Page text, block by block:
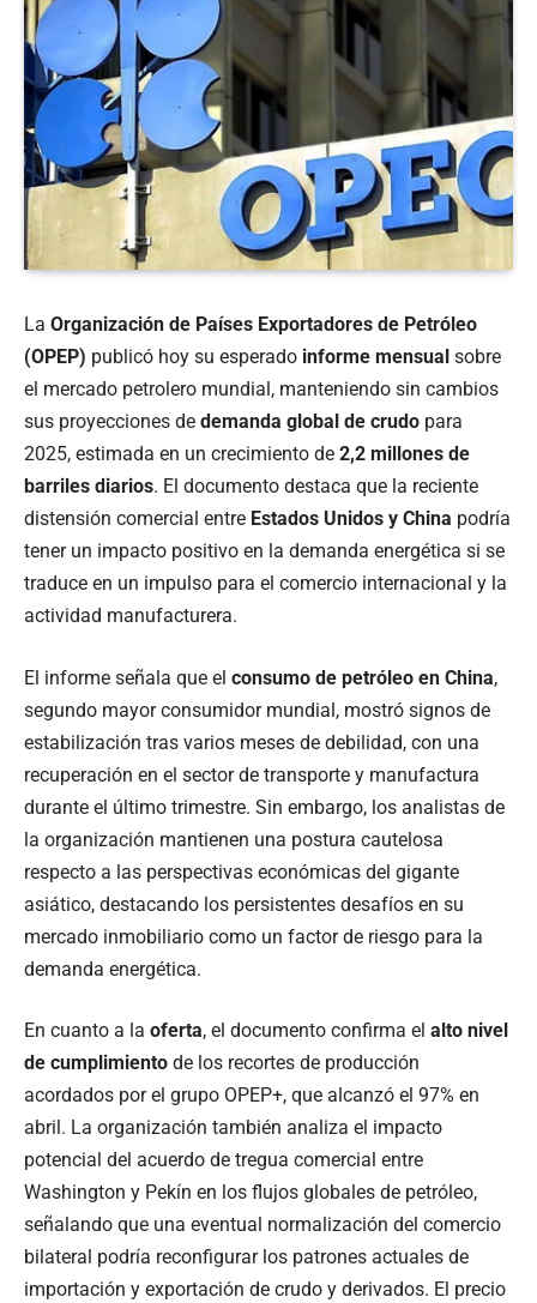
La Organización de Países Exportadores de Petróleo
(OPEP) publicó hoy su esperado informe mensual sobre
el mercado petrolero mundial, manteniendo sin cambios
sus proyecciones de demanda global de crudo para
2025, estimada en un crecimiento de 2,2 millones de
barriles diarios. El documento destaca que la reciente
distensión comercial entre Estados Unidos y China podría
tener un impacto positivo en la demanda energética si se
traduce en un impulso para el comercio internacional y la
actividad manufacturera.
El informe señala que el consumo de petróleo en China,
segundo mayor consumidor mundial, mostró signos de
estabilización tras varios meses de debilidad, con una
recuperación en el sector de transporte y manufactura
durante el último trimestre. Sin embargo, los analistas de
la organización mantienen una postura cautelosa
respecto a las perspectivas económicas del gigante
asiático, destacando los persistentes desafíos en su
mercado inmobiliario como un factor de riesgo para la
demanda energética.
En cuanto a la oferta, el documento confirma el alto nivel
de cumplimiento de los recortes de producción
acordados por el grupo OPEP+, que alcanzó el 97% en
abril. La organización también analiza el impacto
potencial del acuerdo de tregua comercial entre
Washington y Pekín en los flujos globales de petróleo,
señalando que una eventual normalización del comercio
bilateral podría reconfigurar los patrones actuales de
importación y exportación de crudo y derivados. El precio